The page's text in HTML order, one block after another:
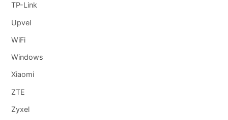
TP-Link
Upvel
WiFi
Windows
Xiaomi
ZTE
Zyxel